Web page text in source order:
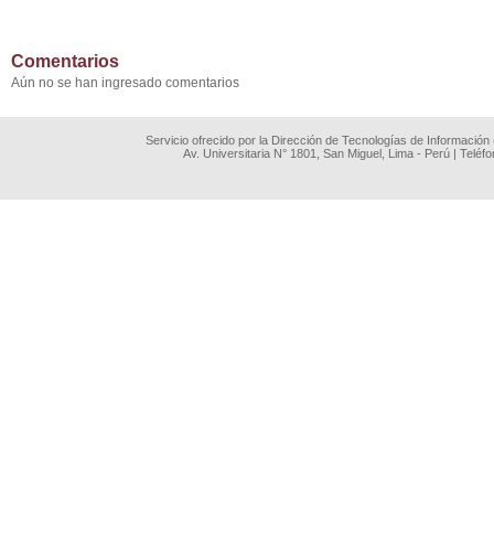
Comentarios
Aún no se han ingresado comentarios
Servicio ofrecido por la Dirección de Tecnologías de
Av. Universitaria N° 1801, San Miguel, Lima - Perú |